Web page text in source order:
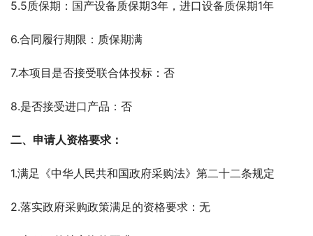
5.5质保期：国产设备质保期3年，进口设备质保期1年
6.合同履行期限：质保期满
7.本项目是否接受联合体投标：否
8.是否接受进口产品：否
二、申请人资格要求：
1.满足《中华人民共和国政府采购法》第二十二条规定
2.落实政府采购政策满足的资格要求：无